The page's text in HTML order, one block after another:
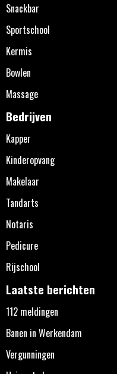
Snackbar
Sportschool
Kermis
Bowlen
Massage
Bedrijven
Kapper
Kinderopvang
Makelaar
Tandarts
Notaris
Pedicure
Rijschool
Laatste berichten
112 meldingen
Banen in Werkendam
Vergunningen